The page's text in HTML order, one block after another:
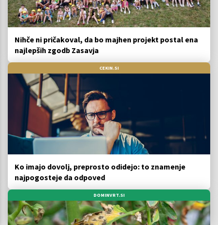
Nihče ni pričakoval, da bo majhen projekt postal ena
najlepših zgodb Zasavja
CEKIN.SI
Ko imajo dovolj, preprosto odidejo: to znamenje
najpogosteje da odpoved
DOMINVRT.SI